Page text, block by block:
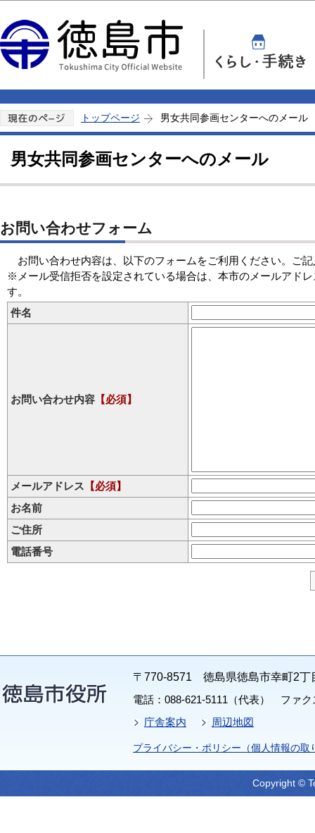
トップページ 男女共同参画センターへのメール
男女共同参画センターへのメール
お問い合わせフォーム
お問い合わせ内容は、以下のフォームをご利用ください。ご
※メール受信拒否を設定されている場合は、本市のメールアド
す。
件名
お問い合わせ内容 【必須】
メールアドレス 【必須】
お名前
ご住所
電話番号
〒770-8571 徳島県徳島市幸町2丁
電話：088-621-5111（代表） ファク
庁舎案内
周辺地図
プライバシー・ポリシー（個人情報の取
Copyright ©